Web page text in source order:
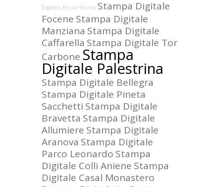
Digitale Prezzi Roma Stampa Digitale
Focene Stampa Digitale
Manziana Stampa Digitale
Caffarella Stampa Digitale Tor
Carbone Stampa
Digitale Palestrina
Stampa Digitale Bellegra
Stampa Digitale Pineta
Sacchetti Stampa Digitale
Bravetta Stampa Digitale
Allumiere Stampa Digitale
Aranova Stampa Digitale
Parco Leonardo Stampa
Digitale Colli Aniene Stampa
Digitale Casal Monastero